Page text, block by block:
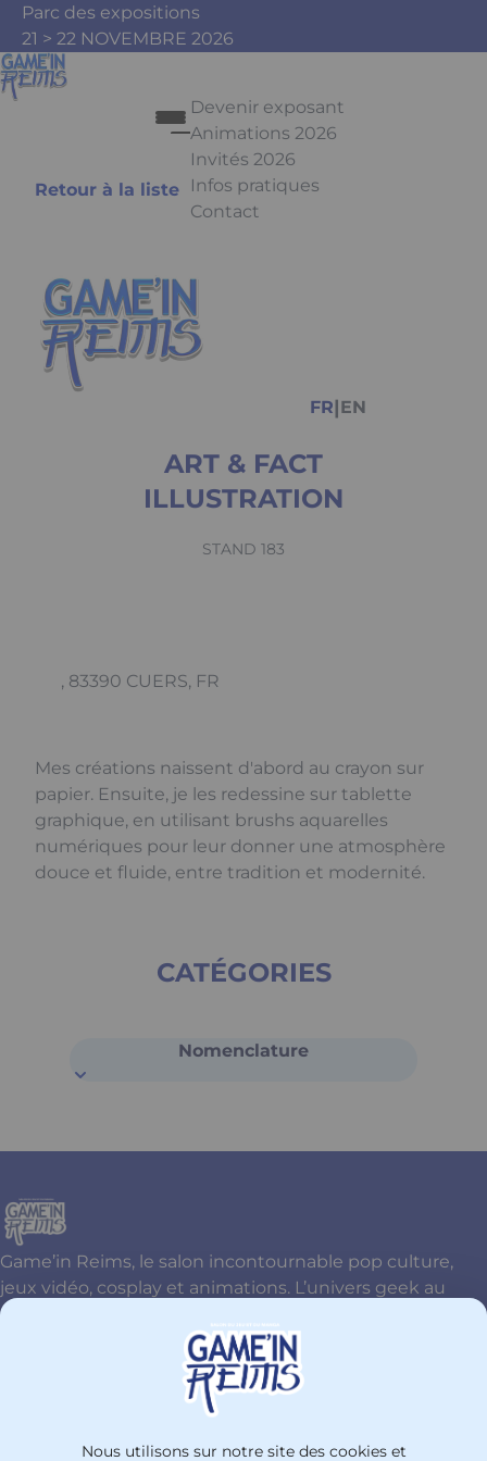
Aller au contenu principal
Parc des expositions
21 > 22 NOVEMBRE 2026
Devenir exposant
Animations 2026
Invités 2026
Infos pratiques
Contact
FR|EN
Retour à la liste
ART & FACT
ILLUSTRATION
STAND 183
, 83390 CUERS, FR
Mes créations naissent d'abord au crayon sur
papier. Ensuite, je les redessine sur tablette
graphique, en utilisant brushs aquarelles
numériques pour leur donner une atmosphère
douce et fluide, entre tradition et modernité.
CATÉGORIES
Nomenclature
Game’in Reims, le salon incontournable pop culture,
jeux vidéo, cosplay et animations. L’univers geek au
cœur de Reims !
Panneau de gestion des cookies
Nous utilisons sur notre site des cookies et